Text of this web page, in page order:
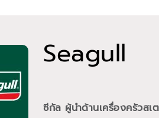
Seagull
ซีกัล ผู้นำด้านเครื่องครัวส